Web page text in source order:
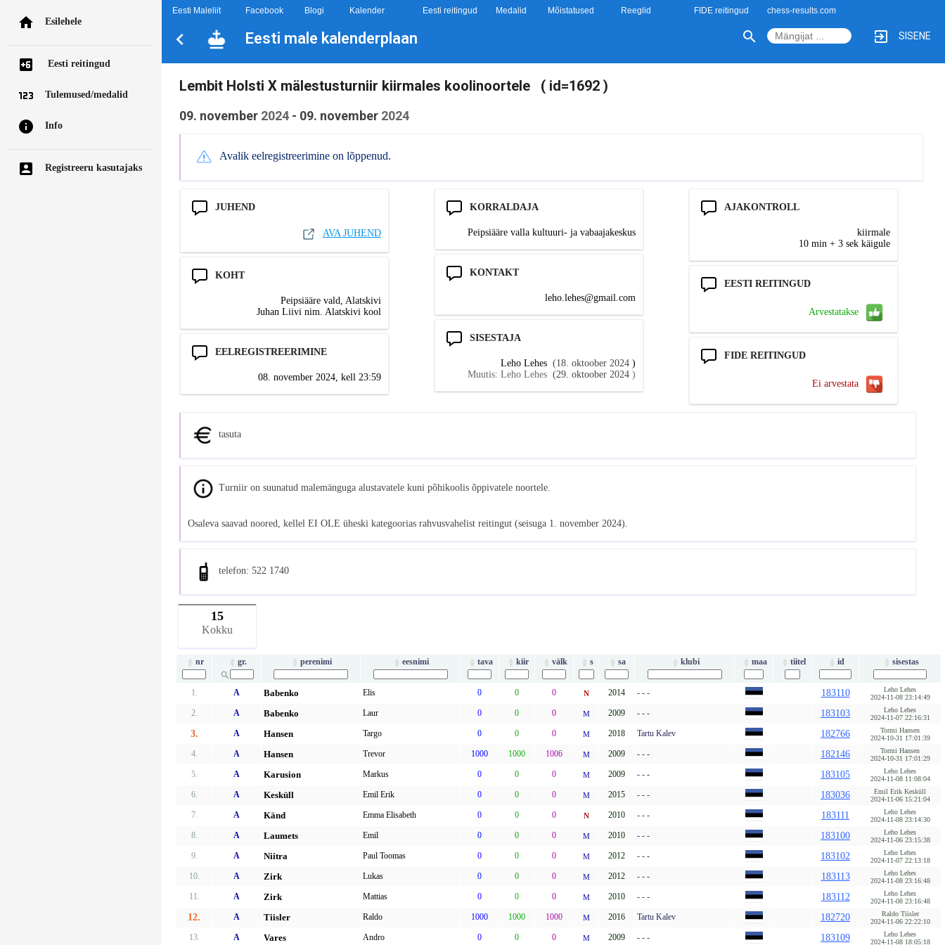
Esilehele
Eesti reitingud
Tulemused/medalid
Info
Registreeru kasutajaks
Eesti Maleliit Facebook Blogi Kalender Eesti reitingud Medalid Mõistatused Reeglid FIDE reitingud chess-results.com
Eesti male kalenderplaan SISENE
Lembit Holsti X mälestusturniir kiirmales koolinoortele ( id=1692 )
09. november 2024 - 09. november 2024
Avalik eelregistreerimine on lõppenud.
JUHEND
AVA JUHEND
KOHT
Peipsiääre vald, Alatskivi
Juhan Liivi nim. Alatskivi kool
EELREGISTREERIMINE
08. november 2024, kell 23:59
KORRALDAJA
Peipsiääre valla kultuuri- ja vabaajakeskus
KONTAKT
moc.liamg@sehel.ohel
SISESTAJA
Leho Lehes (18. oktoober 2024 )
Muutis: Leho Lehes (29. oktoober 2024 )
AJAKONTROLL
kiirmale
10 min + 3 sek käigule
EESTI REITINGUD
Arvestatakse
FIDE REITINGUD
Ei arvestata
tasuta
Turniir on suunatud malemänguga alustavatele kuni põhikoolis õppivatele noortele.
Osaleva saavad noored, kellel EI OLE üheski kategoorias rahvusvahelist reitingut (seisuga 1. november 2024).
telefon: 522 1740
15
Kokku
nr gr. perenimi eesnimi tava kiir välk s sa klubi maa tiitel id sisestas
1. A Babenko Elis 0 0 0 N 2014 - - - 183110
Leho Lehes
2024-11-08 23:14:49
2. A Babenko Laur 0 0 0 M 2009 - - - 183103
Leho Lehes
2024-11-07 22:16:31
3. A Hansen Targo 0 0 0 M 2018 Tartu Kalev 182766
Tormi Hansen
2024-10-31 17:01:39
4. A Hansen Trevor 1000 1000 1006 M 2009 - - - 182146
Tormi Hansen
2024-10-31 17:01:29
5. A Karusion Markus 0 0 0 M 2009 - - - 183105
Leho Lehes
2024-11-08 11:08:04
6. A Kesküll Emil Erik 0 0 0 M 2015 - - - 183036
Emil Erik Kesküll
2024-11-06 15:21:04
7. A Känd Emma Elisabeth 0 0 0 N 2010 - - - 183111
Leho Lehes
2024-11-08 23:14:30
8. A Laumets Emil 0 0 0 M 2010 - - - 183100
Leho Lehes
2024-11-06 23:15:38
9. A Niitra Paul Toomas 0 0 0 M 2012 - - - 183102
Leho Lehes
2024-11-07 22:13:18
10. A Zirk Lukas 0 0 0 M 2012 - - - 183113
Leho Lehes
2024-11-08 23:16:48
11. A Zirk Mattias 0 0 0 M 2010 - - - 183112
Leho Lehes
2024-11-08 23:16:48
12. A Tiisler Raldo 1000 1000 1000 M 2016 Tartu Kalev 182720
Raldo Tiisler
2024-11-06 22:22:10
13. A Vares Andro 0 0 0 M 2009 - - - 183109
Leho Lehes
2024-11-08 18:05:18